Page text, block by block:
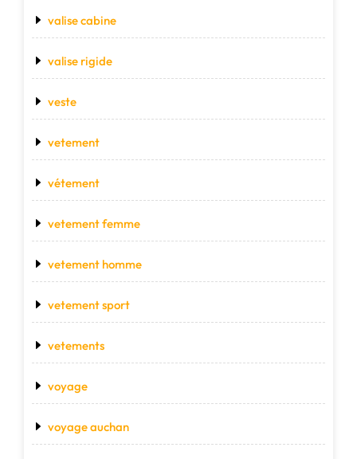
valise cabine
valise rigide
veste
vetement
vétement
vetement femme
vetement homme
vetement sport
vetements
voyage
voyage auchan